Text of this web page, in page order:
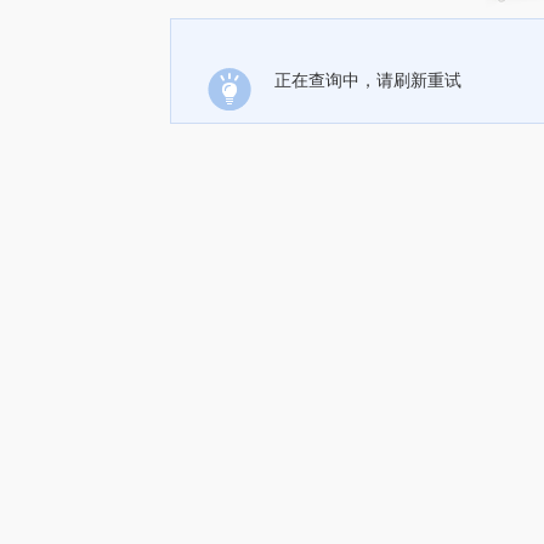
正在查询中，请刷新重试